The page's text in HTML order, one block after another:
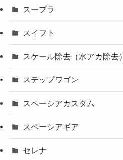
スープラ
スイフト
スケール除去（水アカ除去）
ステップワゴン
スペーシアカスタム
スペーシアギア
セレナ